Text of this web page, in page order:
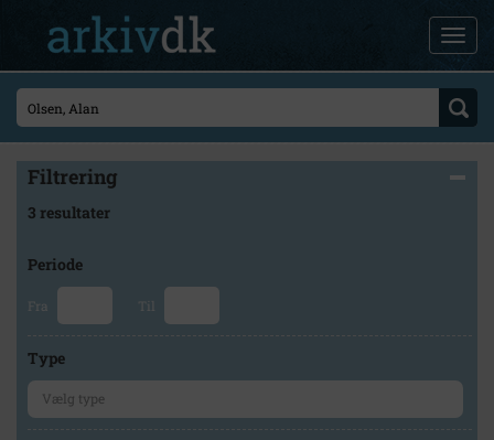
Filtrering
3 resultater
Periode
Fra Til
Type